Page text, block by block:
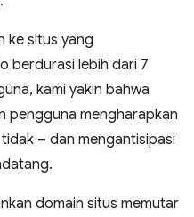
ke situs yang
berdurasi lebih dari 7
kami yakin bahwa
pengguna mengharapkan
– dan mengantisipasi
domain situs memutar